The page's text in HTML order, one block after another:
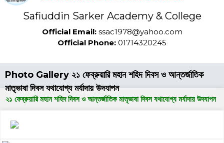
Safiuddin Sarker Academy & College
Official Email:ssac1978@yahoo.com
Official Phone: 01714320245
Photo Gallery ২১ ফেব্রুয়ারি মহান শহিদ দিবস ও আন্তর্জাতিক
মাতৃভাষা দিবস যথাযোগ্য মর্যাদায় উদযাপন
২১ ফেব্রুয়ারি মহান শহিদ দিবস ও আন্তর্জাতিক মাতৃভাষা দিবস যথাযোগ্য মর্যাদায় উদযাপন